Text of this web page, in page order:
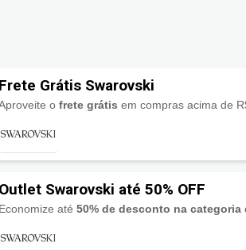
Frete Grátis Swarovski
ofrete grátis em compras acima de
Outlet Swarovski até 50% OFF
Economize até50% de desconto na categoria